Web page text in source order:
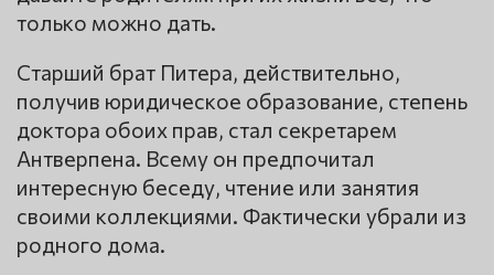
только можно дать.
Старший брат Питера, действительно,
получив юридическое образование, степень
доктора обоих прав, стал секретарем
Антверпена. Всему он предпочитал
интересную беседу, чтение или занятия
своими коллекциями. Фактически убрали из
родного дома.